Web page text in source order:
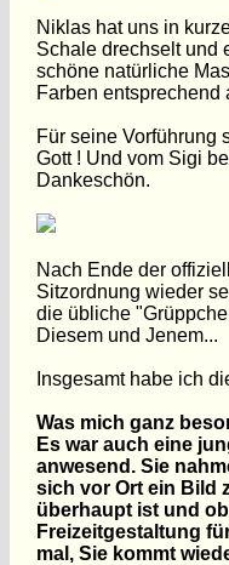
Niklas hat uns in
Schale drechselt und
schöne natürliche
Farben entsprechend
Für seine Vorführung
Gott ! Und vom Sigi
Dankeschön.
Nach Ende der
Sitzordnung wieder
die übliche
Diesem und Jenem...
Insgesamt habe ich
Was mich ganz
Es war auch eine
anwesend. Sie
sich vor Ort ein Bild
überhaupt ist und
Freizeitgestaltung
mal, Sie kommt